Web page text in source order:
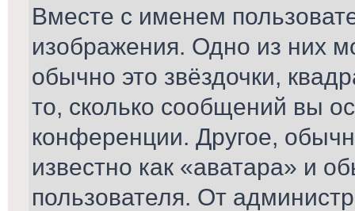
Вместе с именем
изображения. Одно из них
обычно это звёздочки,
то, сколько сообщений вы
конференции. Другое,
известно как «аватара» и
пользователя. От